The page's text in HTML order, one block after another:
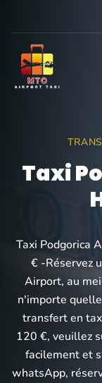
Taxi
Taxi Podgorica
€ -Réservez
Airport, au
n'importe
transfert en
120 €, veuillez
facilement et
whatsApp,